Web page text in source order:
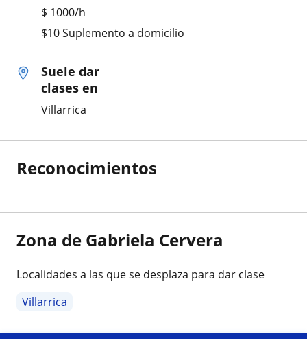
$ 1000/h
$10 Suplemento a domicilio
Suele dar
clases en
Villarrica
Reconocimientos
Zona de Gabriela Cervera
Localidades a las que se desplaza para dar clase
Villarrica